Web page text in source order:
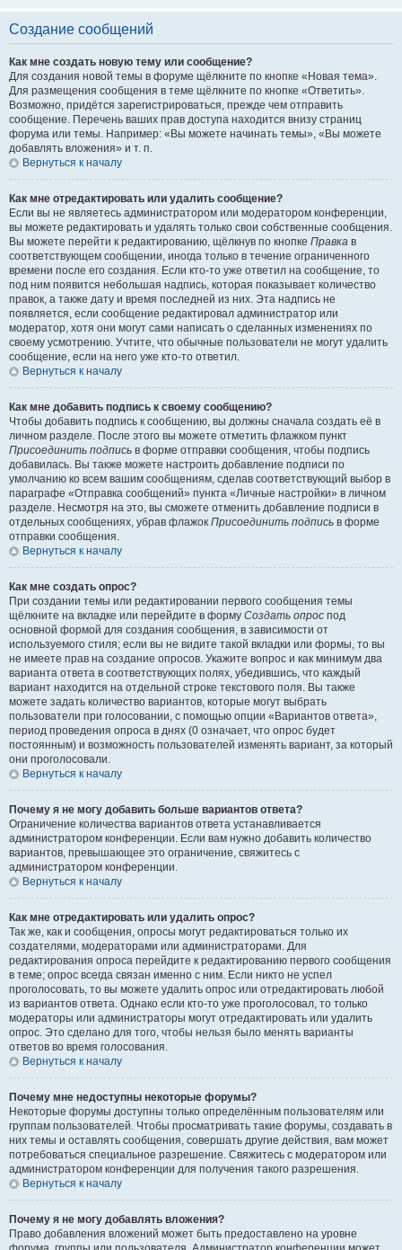
Создание сообщений
Как мне создать новую тему или сообщение?
Для создания новой темы в форуме щёлкните по кнопке «Новая тема».
Для размещения сообщения в теме щёлкните по кнопке «Ответить».
Возможно, придётся зарегистрироваться, прежде чем отправить
сообщение. Перечень ваших прав доступа находится внизу страниц
форума или темы. Например: «Вы можете начинать темы», «Вы можете
добавлять вложения» и т. п.
Вернуться к началу
Как мне отредактировать или удалить сообщение?
Если вы не являетесь администратором или модератором конференции,
вы можете редактировать и удалять только свои собственные сообщения.
Вы можете перейти к редактированию, щёлкнув по кнопке Правка в
соответствующем сообщении, иногда только в течение ограниченного
времени после его создания. Если кто-то уже ответил на сообщение, то
под ним появится небольшая надпись, которая показывает количество
правок, а также дату и время последней из них. Эта надпись не
появляется, если сообщение редактировал администратор или
модератор, хотя они могут сами написать о сделанных изменениях по
своему усмотрению. Учтите, что обычные пользователи не могут удалить
сообщение, если на него уже кто-то ответил.
Вернуться к началу
Как мне добавить подпись к своему сообщению?
Чтобы добавить подпись к сообщению, вы должны сначала создать её в
личном разделе. После этого вы можете отметить флажком пункт
Присоединить подпись в форме отправки сообщения, чтобы подпись
добавилась. Вы также можете настроить добавление подписи по
умолчанию ко всем вашим сообщениям, сделав соответствующий выбор в
параграфе «Отправка сообщений» пункта «Личные настройки» в личном
разделе. Несмотря на это, вы сможете отменить добавление подписи в
отдельных сообщениях, убрав флажок Присоединить подпись в форме
отправки сообщения.
Вернуться к началу
Как мне создать опрос?
При создании темы или редактировании первого сообщения темы
щёлкните на вкладке или перейдите в форму Создать опрос под
основной формой для создания сообщения, в зависимости от
используемого стиля; если вы не видите такой вкладки или формы, то вы
не имеете прав на создание опросов. Укажите вопрос и как минимум два
варианта ответа в соответствующих полях, убедившись, что каждый
вариант находится на отдельной строке текстового поля. Вы также
можете задать количество вариантов, которые могут выбрать
пользователи при голосовании, с помощью опции «Вариантов ответа»,
период проведения опроса в днях (0 означает, что опрос будет
постоянным) и возможность пользователей изменять вариант, за который
они проголосовали.
Вернуться к началу
Почему я не могу добавить больше вариантов ответа?
Ограничение количества вариантов ответа устанавливается
администратором конференции. Если вам нужно добавить количество
вариантов, превышающее это ограничение, свяжитесь с
администратором конференции.
Вернуться к началу
Как мне отредактировать или удалить опрос?
Так же, как и сообщения, опросы могут редактироваться только их
создателями, модераторами или администраторами. Для
редактирования опроса перейдите к редактированию первого сообщения
в теме; опрос всегда связан именно с ним. Если никто не успел
проголосовать, то вы можете удалить опрос или отредактировать любой
из вариантов ответа. Однако если кто-то уже проголосовал, то только
модераторы или администраторы могут отредактировать или удалить
опрос. Это сделано для того, чтобы нельзя было менять варианты
ответов во время голосования.
Вернуться к началу
Почему мне недоступны некоторые форумы?
Некоторые форумы доступны только определённым пользователям или
группам пользователей. Чтобы просматривать такие форумы, создавать в
них темы и оставлять сообщения, совершать другие действия, вам может
потребоваться специальное разрешение. Свяжитесь с модератором или
администратором конференции для получения такого разрешения.
Вернуться к началу
Почему я не могу добавлять вложения?
Право добавления вложений может быть предоставлено на уровне